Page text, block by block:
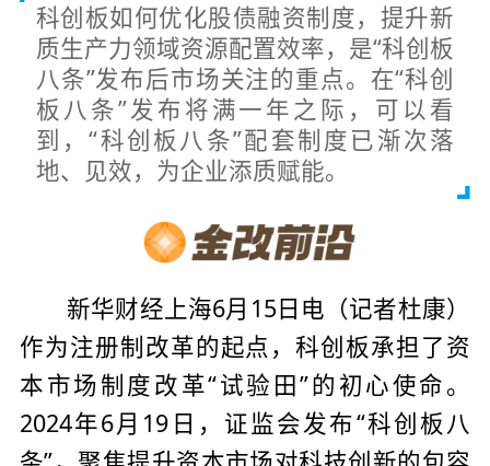
科创板如何优化股债融资制度，提升新
质生产力领域资源配置效率，是“科创板
八条”发布后市场关注的重点。在“科创
板八条”发布将满一年之际，可以看
到，“科创板八条”配套制度已渐次落
地、见效，为企业添质赋能。
新华财经上海6月15日电（记者杜康）
作为注册制改革的起点，科创板承担了资
本市场制度改革“试验田”的初心使命。
2024年6月19日，证监会发布“科创板八